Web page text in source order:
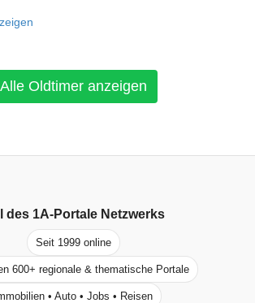
Alle Oldtimer anzeigen
des 1A-PortaleNetzwerks
Seit 1999 online
600+ regionale & thematische Portale
• Auto • Jobs • Reisen